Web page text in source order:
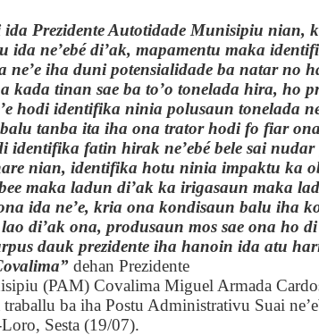
ida Prezidente Autotidade Munisipiu nian,
ida ne’ebé di’ak, mapamentu maka
ne’e iha duni potensialidade ba natar no
kada tinan sae ba to’o tonelada hira, ho
hodi identifika ninia polusaun tonelada
tanba ita iha ona trator hodi fo fiar
fatin hirak ne’ebé bele sai nudar
nian, identifika hotu ninia impaktu ka
maka ladun di’ak ka irigasaun maka
ida ne’e, kria ona kondisaun balu iha
di’ak ona, produsaun mos sae ona ho
dauk prezidente iha hanoin ida atu
dehan Prezidente
(PAM) Covalima Miguel Armada
ba iha Postu Administrativu Suai
Sesta (19/07).